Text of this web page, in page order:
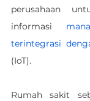
perusahaan
informasi
terintegrasi
(IoT).
Rumah sakit